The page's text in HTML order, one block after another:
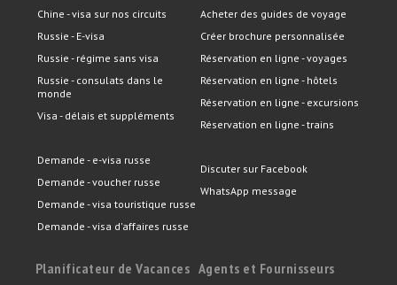
Chine - visa sur nos circuits
Russie - E-visa
Russie - régime sans visa
Russie - consulats dans le
monde
Visa - délais et suppléments
Demande - e-visa russe
Demande - voucher russe
Demande - visa touristique russe
Demande - visa d'affaires russe
Acheter des guides de voyage
Créer brochure personnalisée
Réservation en ligne - voyages
Réservation en ligne - hôtels
Réservation en ligne - excursions
Réservation en ligne - trains
Discuter sur Facebook
WhatsApp message
Planificateur de Vacances Agents et Fournisseurs